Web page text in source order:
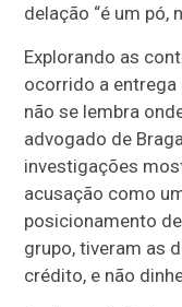
delação “é um pó,
Explorando as
ocorrido a
não se lembra
advogado de
investigações
acusação como
posicionamento
grupo, tiveram as
crédito, e não